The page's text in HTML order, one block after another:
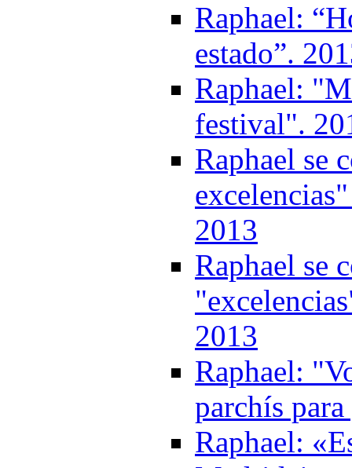
Raphael:
estado”.
Raphael:
festival".
Raphael se
2013
Raphael se
2013
Raphael:
parchís
Raphael: